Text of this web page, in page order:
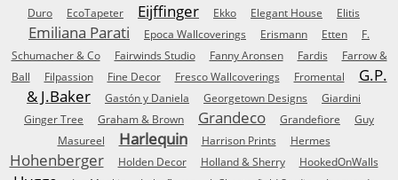
Duro
EcoTapeter Eijffinger Ekko Elegant House Elitis
Emiliana Parati Epoca Wallcoverings Erismann Etten
F.
Schumacher & Co
Fairwinds Studio Fanny Aronsen Fardis
Farrow &
Ball
Filpassion Fine Decor Fresco Wallcoverings Fromental
G.P.
& J.Baker
Gastón y Daniela Georgetown Designs
Giardini
Ginger Tree
Graham & Brown Grandeco Grandefiore
Guy
Masureel
Harlequin Harrison Prints Hermes
Hohenberger Holden Decor Holland & Sherry HookedOnWalls